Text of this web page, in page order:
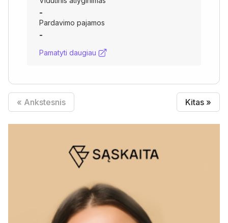
-
Pardavimo pajamos
-
Pamatyti daugiau
« Ankstesnis Kitas »